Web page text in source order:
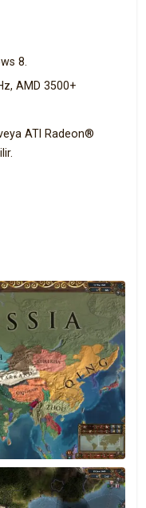
8.
AMD 3500+
ATI Radeon®